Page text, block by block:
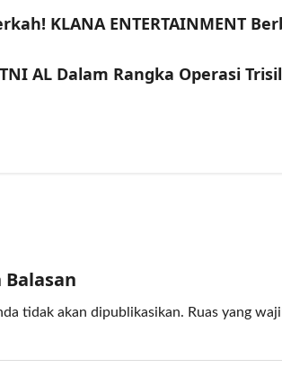
KLANA ENTERTAINMENT
AL Dalam Rangka Operasi
tidak akan dipublikasikan. Ruas yang